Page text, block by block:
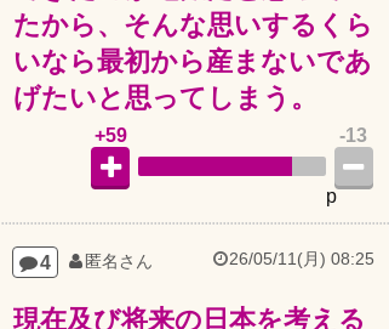
たから、そんな思いするくら
いなら最初から産まないであ
げたいと思ってしまう。
-13
p
+59
4 匿名さん 26/05/11(月) 08:25
現在及び将来の日本を考える